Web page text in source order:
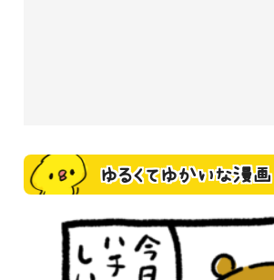
ゆるくてゆかいな漫画